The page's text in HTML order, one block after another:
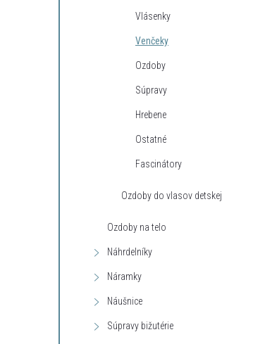
Vlásenky
Venčeky
Ozdoby
Súpravy
Hrebene
Ostatné
Fascinátory
Ozdoby do vlasov detskej
Ozdoby na telo
Náhrdelníky
Náramky
Náušnice
Súpravy bižutérie